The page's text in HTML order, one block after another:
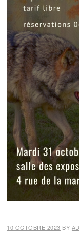
10 OCTOBRE 2023 BY